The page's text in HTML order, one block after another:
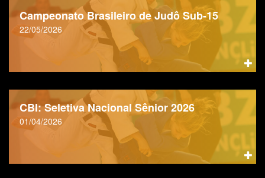
Campeonato Brasileiro de Judô Sub-15
22/05/2026
CBI: Seletiva Nacional Sênior 2026
01/04/2026